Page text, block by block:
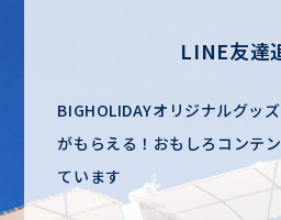
LINE友達
BIGHOLIDAYオリジナルグッ
がもらえる！ おもしろコンテ
ています